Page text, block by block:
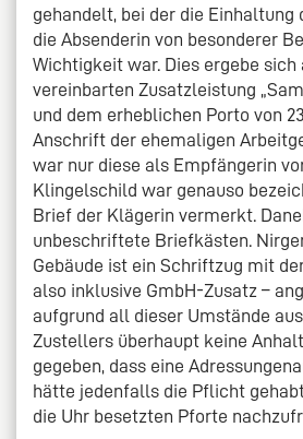
gehandelt, bei der die
die Absenderin von besonderer
Wichtigkeit war. Dies ergebe sich
vereinbarten Zusatzleistung
und dem erheblichen Porto von
Anschrift der ehemaligen
war nur diese als Empfängerin
Klingelschild war genauso
Brief der Klägerin vermerkt.
unbeschriftete Briefkästen.
Gebäude ist ein Schriftzug mit
also inklusive GmbH-Zusatz –
aufgrund all dieser Umstände
Zustellers überhaupt keine
gegeben, dass eine
hätte jedenfalls die Pflicht
die Uhr besetzten Pforte